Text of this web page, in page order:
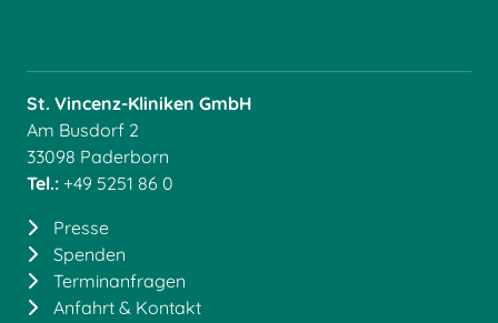
St. Vincenz-Kliniken GmbH
Am Busdorf 2
33098 Paderborn
Tel.: +49 5251 86 0
Presse
Spenden
Terminanfragen
Anfahrt & Kontakt